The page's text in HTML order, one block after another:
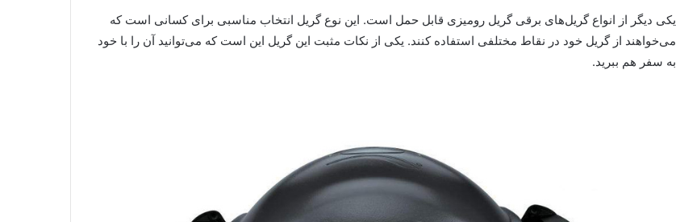
یکی دیگر از انواع گریل‌های برقی گریل رومیزی قابل حمل است. این نوع گریل انتخاب مناسبی برای کسانی است که
می‌خواهند از گریل خود در نقاط مختلفی استفاده کنند. یکی از نکات مثبت این گریل این است که می‌توانید آن را با خود
به سفر هم ببرید.